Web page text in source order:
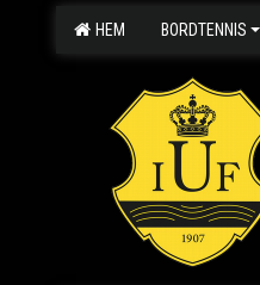
HEM BORDTENNIS